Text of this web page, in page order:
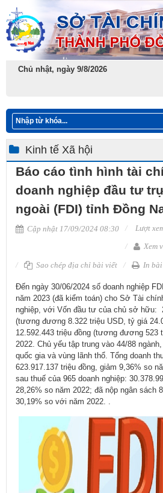
Chủ nhật, ngày 9/8/2026
Kinh tế Xã hội
Báo cáo tình hình tài
doanh nghiệp đầu tư
ngoài (FDI) tỉnh Đồng
Cập nhật 17/09/2024 08:30
Lượt
Xem
Sao chép địa chỉ bài viết In
​Đến ngày 30/06/2024 số doanh nghiệp
năm 2023 (đã kiểm toán) cho Sở Tài
nghiệp, với Vốn đầu tư của chủ sở hữu:
(tương đương 8.322 triệu USD, tỷ giá
12.592.443 triệu đồng (tương đương 523
2022. Chủ yếu tập trung vào 44/88
quốc gia và vùng lãnh thổ. Tổng doanh
623.917.137 triệu đồng, giảm 9,36% so
sau thuế của 965 doanh nghiệp:
28,26% so năm 2022; đã nộp ngân sách
30,19% so với năm 2022. ​​.